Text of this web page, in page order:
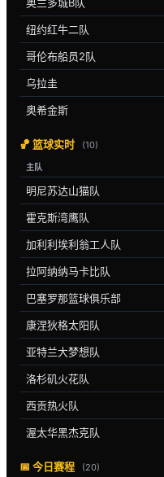
纽约红牛二队
哥伦布船员2队
乌拉圭
奥希金斯
🏀 篮球实时 (10)
主队
明尼苏达山猫队
霍克斯湾鹰队
加利利埃利翁工人队
拉阿纳纳马卡比队
巴塞罗那篮球俱乐部
康涅狄格太阳队
亚特兰大梦想队
洛杉矶火花队
西贡热火队
渥太华黑杰克队
📅 今日赛程 (20)